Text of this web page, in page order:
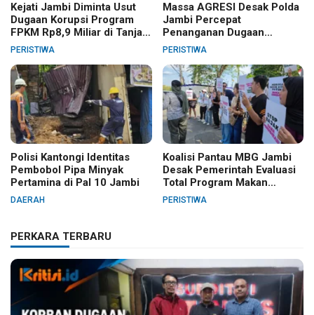
Kejati Jambi Diminta Usut
Dugaan Korupsi Program
FPKM Rp8,9 Miliar di Tanjab
Barat
PERISTIWA
Massa AGRESI Desak Polda
Jambi Percepat
Penanganan Dugaan
Pelanggaran Hak Cipta Buku
PERISTIWA
Polisi Kantongi Identitas
Pembobol Pipa Minyak
Pertamina di Pal 10 Jambi
DAERAH
Koalisi Pantau MBG Jambi
Desak Pemerintah Evaluasi
Total Program Makan
Bergizi Gratis
PERISTIWA
PERKARA TERBARU